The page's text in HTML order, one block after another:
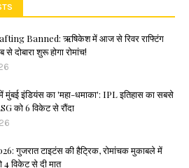
Banned: ऋषिकेश में आज से रिवर राफ्टिंग
दोबारा शुरू होगा रोमांच!
इंडियंस का 'महा-धमाका': IPL इतिहास का सबसे
को 6 विकेट से रौंदा
गुजरात टाइटंस की हैट्रिक, रोमांचक मुकाबले में
4 विकेट से दी मात